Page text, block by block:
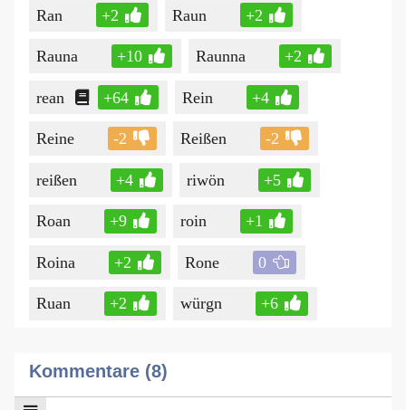
Ran +2 Raun +2
Rauna +10 Raunna +2
rean +64 Rein +4
Reine -2 Reißen -2
reißen +4 riwön +5
Roan +9 roin +1
Roina +2 Rone 0
Ruan +2 würgn +6
Kommentare (8)